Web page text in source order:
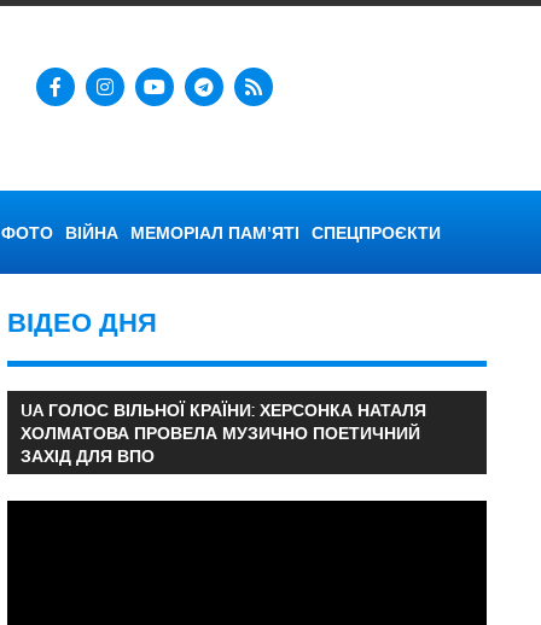
ФОТО ВІЙНА МЕМОРІАЛ ПАМ’ЯТІ СПЕЦПРОЄКТИ
ВІДЕО ДНЯ
UA ГОЛОС ВІЛЬНОЇ КРАЇНИ: ХЕРСОНКА НАТАЛЯ
ХОЛМАТОВА ПРОВЕЛА МУЗИЧНО ПОЕТИЧНИЙ
ЗАХІД ДЛЯ ВПО